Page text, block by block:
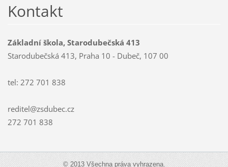
Kontakt
Základní škola, Starodubečská 413
Starodubečská 413, Praha 10 - Dubeč, 107 00
tel: 272 701 838
reditel@zsdubec.cz
272 701 838
© 2013 Všechna práva vyhrazena.